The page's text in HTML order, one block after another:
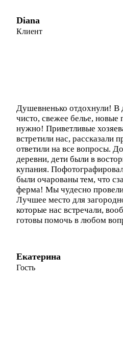
Diana
Клиент
Душевненько отдохнули! В
чисто, свежее белье, новые
нужно! Приветливые
встретили нас, рассказали
ответили на все вопросы.
деревни, дети были в
купания.
были очарованы тем, что
ферма! Мы чудесно
Лучшее место для
которые нас встречали,
готовы помочь в любом
Екатерина
Гость